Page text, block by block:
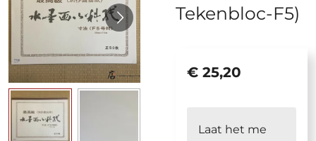
Tekenbloc-F5)
€ 25,20
Laat het me